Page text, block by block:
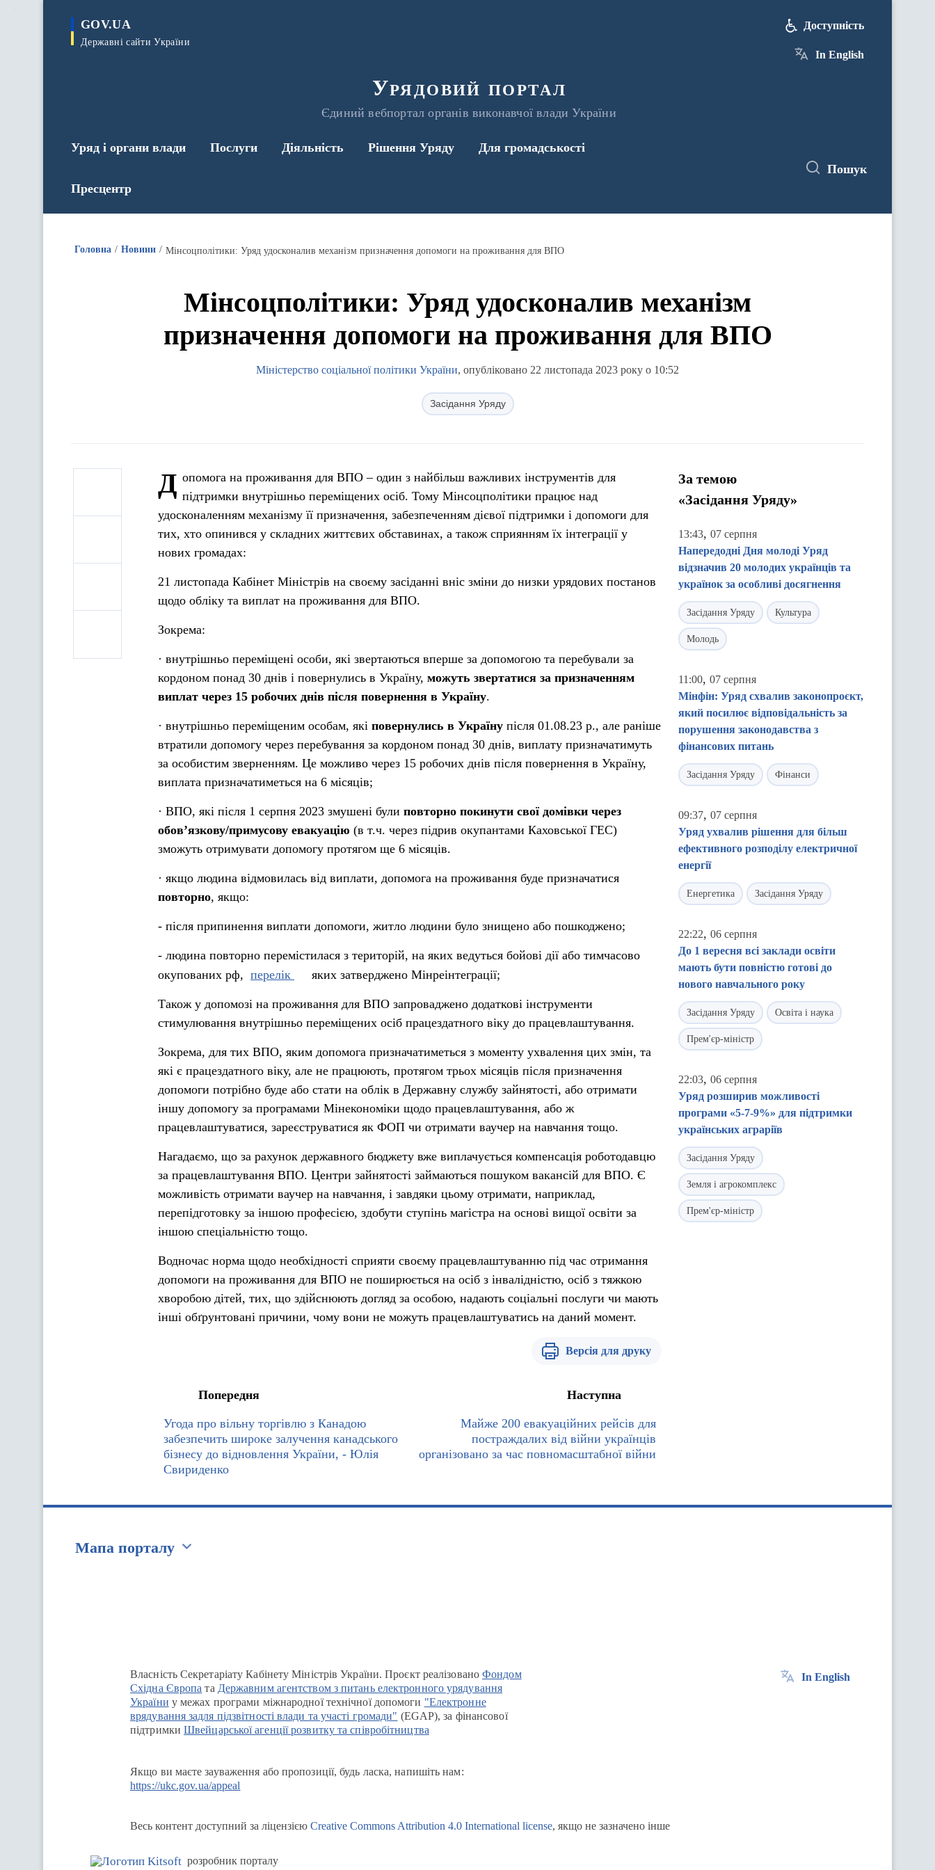
GOV.UA
Державні сайти України
Урядовий портал
Єдиний вебпортал органів виконавчої влади України
Доступність
In English
Уряд і органи влади Послуги Діяльність Рішення Уряду Для громадськості
Пресцентр
Пошук
Головна Новини Мінсоцполітики: Уряд удосконалив механізм призначення допомоги на проживання для ВПО
Мінсоцполітики: Уряд удосконалив механізм
призначення допомоги на проживання для ВПО
Міністерство соціальної політики України, опубліковано 22 листопада 2023 року о 10:52
Засідання Уряду
Д опомога на проживання для ВПО – один з найбільш важливих інструментів для
підтримки внутрішньо переміщених осіб. Тому Мінсоцполітики працює над
удосконаленням механізму її призначення, забезпеченням дієвої підтримки і допомоги для
тих, хто опинився у складних життєвих обставинах, а також сприянням їх інтеграції у
нових громадах:
21 листопада Кабінет Міністрів на своєму засіданні вніс зміни до низки урядових постанов
щодо обліку та виплат на проживання для ВПО.
Зокрема:
· внутрішньо переміщені особи, які звертаються вперше за допомогою та перебували за
кордоном понад 30 днів і повернулись в Україну, можуть звертатися за призначенням
виплат через 15 робочих днів після повернення в Україну.
· внутрішньо переміщеним особам, які повернулись в Україну після 01.08.23 р., але раніше
втратили допомогу через перебування за кордоном понад 30 днів, виплату призначатимуть
за особистим зверненням. Це можливо через 15 робочих днів після повернення в Україну,
виплата призначатиметься на 6 місяців;
· ВПО, які після 1 серпня 2023 змушені були повторно покинути свої домівки через
обов’язкову/примусову евакуацію (в т.ч. через підрив окупантами Каховської ГЕС)
зможуть отримувати допомогу протягом ще 6 місяців.
· якщо людина відмовилась від виплати, допомога на проживання буде призначатися
повторно, якщо:
- після припинення виплати допомоги, житло людини було знищено або пошкоджено;
- людина повторно перемістилася з територій, на яких ведуться бойові дії або тимчасово
окупованих рф, перелік яких затверджено Мінреінтеграції;
Також у допомозі на проживання для ВПО запроваджено додаткові інструменти
стимулювання внутрішньо переміщених осіб працездатного віку до працевлаштування.
Зокрема, для тих ВПО, яким допомога призначатиметься з моменту ухвалення цих змін, та
які є працездатного віку, але не працюють, протягом трьох місяців після призначення
допомоги потрібно буде або стати на облік в Державну службу зайнятості, або отримати
іншу допомогу за програмами Мінекономіки щодо працевлаштування, або ж
працевлаштуватися, зареєструватися як ФОП чи отримати ваучер на навчання тощо.
Нагадаємо, що за рахунок державного бюджету вже виплачується компенсація роботодавцю
за працевлаштування ВПО. Центри зайнятості займаються пошуком вакансій для ВПО. Є
можливість отримати ваучер на навчання, і завдяки цьому отримати, наприклад,
перепідготовку за іншою професією, здобути ступінь магістра на основі вищої освіти за
іншою спеціальністю тощо.
Водночас норма щодо необхідності сприяти своєму працевлаштуванню під час отримання
допомоги на проживання для ВПО не поширюється на осіб з інвалідністю, осіб з тяжкою
хворобою дітей, тих, що здійснюють догляд за особою, надають соціальні послуги чи мають
інші обґрунтовані причини, чому вони не можуть працевлаштуватись на даний момент.
Версія для друку
Попередня
Угода про вільну торгівлю з Канадою
забезпечить широке залучення канадського
бізнесу до відновлення України, - Юлія
Свириденко
Наступна
Майже 200 евакуаційних рейсів для
постраждалих від війни українців
організовано за час повномасштабної війни
За темою
«Засідання Уряду»
13:43, 07 серпня
Напередодні Дня молоді Уряд
відзначив 20 молодих українців та
українок за особливі досягнення
Засідання Уряду Культура
Молодь
11:00, 07 серпня
Мінфін: Уряд схвалив законопроєкт,
який посилює відповідальність за
порушення законодавства з
фінансових питань
Засідання Уряду Фінанси
09:37, 07 серпня
Уряд ухвалив рішення для більш
ефективного розподілу електричної
енергії
Енергетика Засідання Уряду
22:22, 06 серпня
До 1 вересня всі заклади освіти
мають бути повністю готові до
нового навчального року
Засідання Уряду Освіта і наука
Прем'єр-міністр
22:03, 06 серпня
Уряд розширив можливості
програми «5-7-9%» для підтримки
українських аграріїв
Засідання Уряду
Земля і агрокомплекс
Прем'єр-міністр
Мапа порталу
Власність Секретаріату Кабінету Міністрів України. Проєкт реалізованоФондом
Східна Європа та Державним агентством з питань електронного урядування
України у межах програми міжнародної технічної допомоги "Електронне
врядування задля підзвітності влади та участі громади" (EGAP), за фінансової
підтримки Швейцарської агенції розвитку та співробітництва
Якщо ви маєте зауваження або пропозиції, будь ласка, напишіть нам:
https://ukc.gov.ua/appeal
In English
Весь контент доступний за ліцензією Creative Commons Attribution 4.0 International license, якщо не зазначено інше
розробник порталу